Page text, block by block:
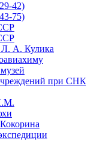
42)
75)
Л. А. Кулика
при СНК